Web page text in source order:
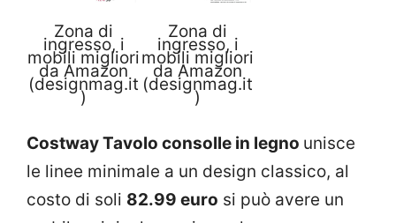
Zona di
ingresso, i
mobili migliori
da Amazon
(designmag.it
)
Zona di
ingresso, i
mobili migliori
da Amazon
(designmag.it
)
Costway Tavolo consolle in legno unisce
le linee minimale a un design classico, al
costo di soli 82.99 euro si può avere un